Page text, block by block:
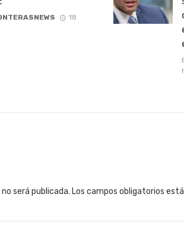
18
será publicada. Los campos obligatorios